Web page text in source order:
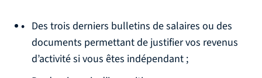
Des trois derniers bulletins de salaires ou des
documents permettant de justifier vos revenus
d’activité si vous êtes indépendant ;